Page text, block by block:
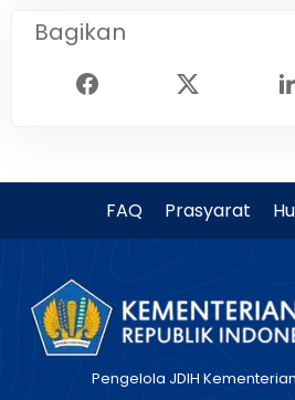
Bagikan
FAQ Prasyarat
Pengelola JDIH